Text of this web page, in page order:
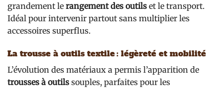
grandement le rangement des outils et le transport.
Idéal pour intervenir partout sans multiplier les
accessoires superflus.
La trousse à outils textile : légèreté et mobilité
L’évolution des matériaux a permis l’apparition de
trousses à outils souples, parfaites pour les